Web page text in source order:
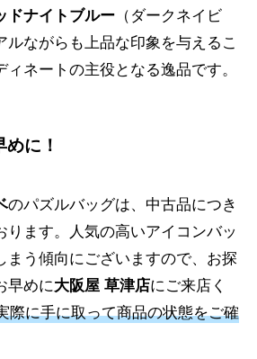
ドナイトブルー（ダークネイビ
ルながらも上品な印象を与えるこ
ネートの主役となる逸品です。
に！
のパズルバッグは、中古品につき
ります。人気の高いアイコンバッ
まう傾向にございますので、お探
早めに大阪屋 草津店にご来店く
際に手に取って商品の状態をご確